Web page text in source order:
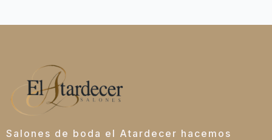
Salones de boda el Atardecer hacemos